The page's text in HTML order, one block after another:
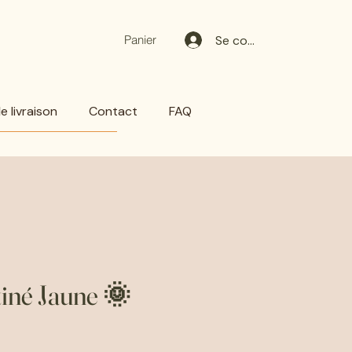
Panier Se connecter
livraison Contact FAQ
Jaune 🌞